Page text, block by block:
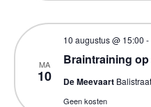
MA
10
Braintraining
10 augustus @ 15:00 -
De Meevaart
Geen kosten